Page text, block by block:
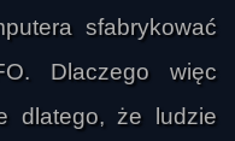
sfabrykować
Dlaczego więc
dlatego, że ludzie